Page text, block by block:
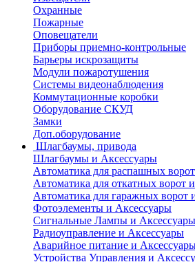
Охранные
Пожарные
Оповещатели
Приборы приемно-контрольные
Барьеры искрозащиты
Модули пожаротушения
Системы видеонаблюдения
Коммутационные коробки
Оборудование СКУД
Замки
Доп.оборудование
Шлагбаумы, привода
Шлагбаумы и Аксессуары
Автоматика для распашных
Автоматика для откатных ворот
Автоматика для гаражных ворот
Фотоэлементы и Аксессуары
Сигнальные Лампы и Аксессуары
Радиоуправление и Аксессуары
Аварийное питание и
Устройства Управления и